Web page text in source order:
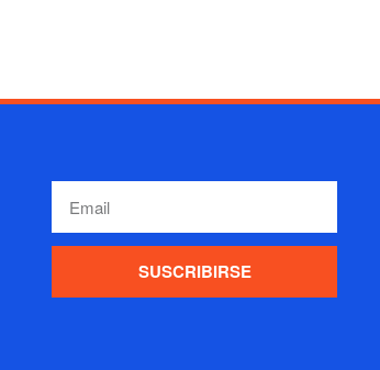
SUSCRIBIRSE